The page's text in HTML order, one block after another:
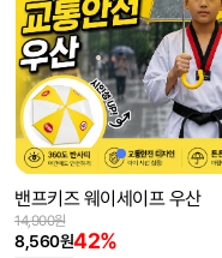
밴프키즈 웨이세이프 우산
8,560원42%
14,900원